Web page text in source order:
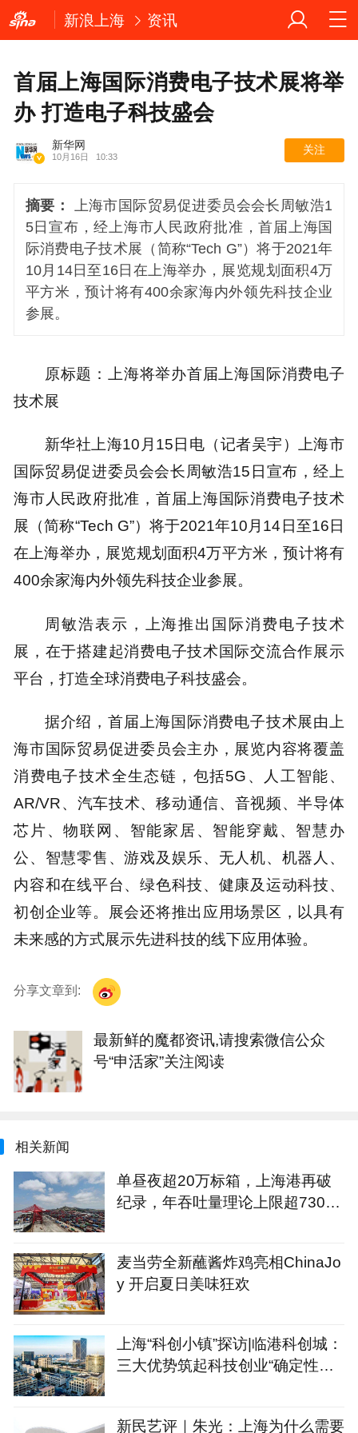
新浪上海 资讯
首届上海国际消费电子技术展将举
办 打造电子科技盛会
新华网
10月16日 10:33
关注
摘要：
上海市国际贸易促进委员会会长周敏浩1
5日宣布，经上海市人民政府批准，首届上海国
际消费电子技术展（简称“Tech G”）将于2021年
10月14日至16日在上海举办，展览规划面积4万
平方米，预计将有400余家海内外领先科技企业
参展。
原标题：上海将举办首届上海国际消费电子
技术展
新华社上海10月15日电（记者吴宇）上海市
国际贸易促进委员会会长周敏浩15日宣布，经上
海市人民政府批准，首届上海国际消费电子技术
展（简称“Tech G”）将于2021年10月14日至16日
在上海举办，展览规划面积4万平方米，预计将有
400余家海内外领先科技企业参展。
周敏浩表示，上海推出国际消费电子技术
展，在于搭建起消费电子技术国际交流合作展示
平台，打造全球消费电子科技盛会。
据介绍，首届上海国际消费电子技术展由上
海市国际贸易促进委员会主办，展览内容将覆盖
消费电子技术全生态链，包括5G、人工智能、
AR/VR、汽车技术、移动通信、音视频、半导体
芯片、物联网、智能家居、智能穿戴、智慧办
公、智慧零售、游戏及娱乐、无人机、机器人、
内容和在线平台、绿色科技、健康及运动科技、
初创企业等。展会还将推出应用场景区，以具有
未来感的方式展示先进科技的线下应用体验。
分享文章到:
最新鲜的魔都资讯,请搜索微信公众
号“申活家”关注阅读
相关新闻
单昼夜超20万标箱，上海港再破
纪录，年吞吐量理论上限超7300
麦当劳全新蘸酱炸鸡亮相ChinaJo
y 开启夏日美味狂欢
上海“科创小镇”探访|临港科创城：
三大优势筑起科技创业“确定性公
新民艺评｜朱光：上海为什么需要